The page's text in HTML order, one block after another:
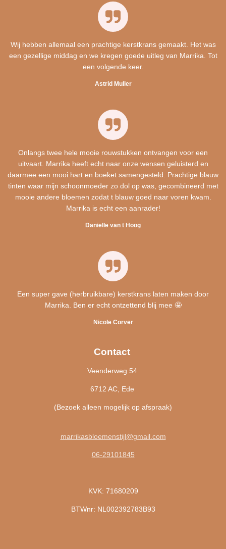
Wij hebben allemaal een prachtige kerstkrans gemaakt. Het was
een gezellige middag en we kregen goede uitleg van Marrika. Tot
een volgende keer.
Astrid Muller
Onlangs twee hele mooie rouwstukken ontvangen voor een
uitvaart. Marrika heeft echt naar onze wensen geluisterd en
daarmee een mooi hart en boeket samengesteld. Prachtige blauw
tinten waar mijn schoonmoeder zo dol op was, gecombineerd met
mooie andere bloemen zodat t blauw goed naar voren kwam.
Marrika is echt een aanrader!
Danielle van t Hoog
Een super gave (herbruikbare) kerstkrans laten maken door
Marrika. Ben er echt ontzettend blij mee 🤩
Nicole Corver
Contact
Veenderweg 54
6712 AC, Ede
(Bezoek alleen mogelijk op afspraak)
marrikasbloemenstijl@gmail.com
06-29101845
KVK: 71680209
BTWnr: NL002392783B93